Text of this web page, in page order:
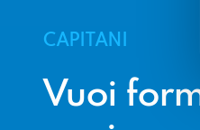
CAPITANI
Vuoi